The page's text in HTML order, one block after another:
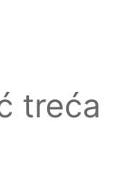
treća